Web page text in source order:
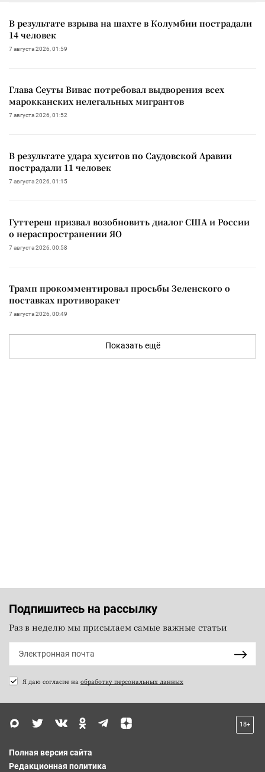
В результате взрыва на шахте в Колумбии пострадали
14 человек
7 августа 2026, 01:59
Глава Сеуты Вивас потребовал выдворения всех
марокканских нелегальных мигрантов
7 августа 2026, 01:52
В результате удара хуситов по Саудовской Аравии
пострадали 11 человек
7 августа 2026, 01:15
Гуттереш призвал возобновить диалог США и России
о нераспространении ЯО
7 августа 2026, 00:58
Трамп прокомментировал просьбы Зеленского о
поставках противоракет
7 августа 2026, 00:49
Показать ещё
Подпишитесь на рассылку
Раз в неделю мы присылаем самые важные статьи
Я даю согласие на обработку персональных данных
18+
Полная версия сайта
Редакционная политика